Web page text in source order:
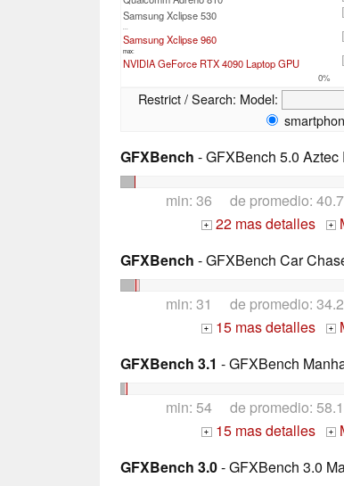
Samsung Xclipse 530
...
Samsung Xclipse 960
max:
NVIDIA GeForce RTX 4090 Laptop GPU
0%
Restrict / Search: Model:
GFXBench - GFXBench 5.0
min: 36 de promedio:
+ 22 mas detalles +
GFXBench - GFXBench Car
min: 31 de promedio:
+ 15 mas detalles +
GFXBench 3.1 - GFXBench
min: 54 de promedio:
+ 15 mas detalles +
GFXBench 3.0- GFXBench 3.0